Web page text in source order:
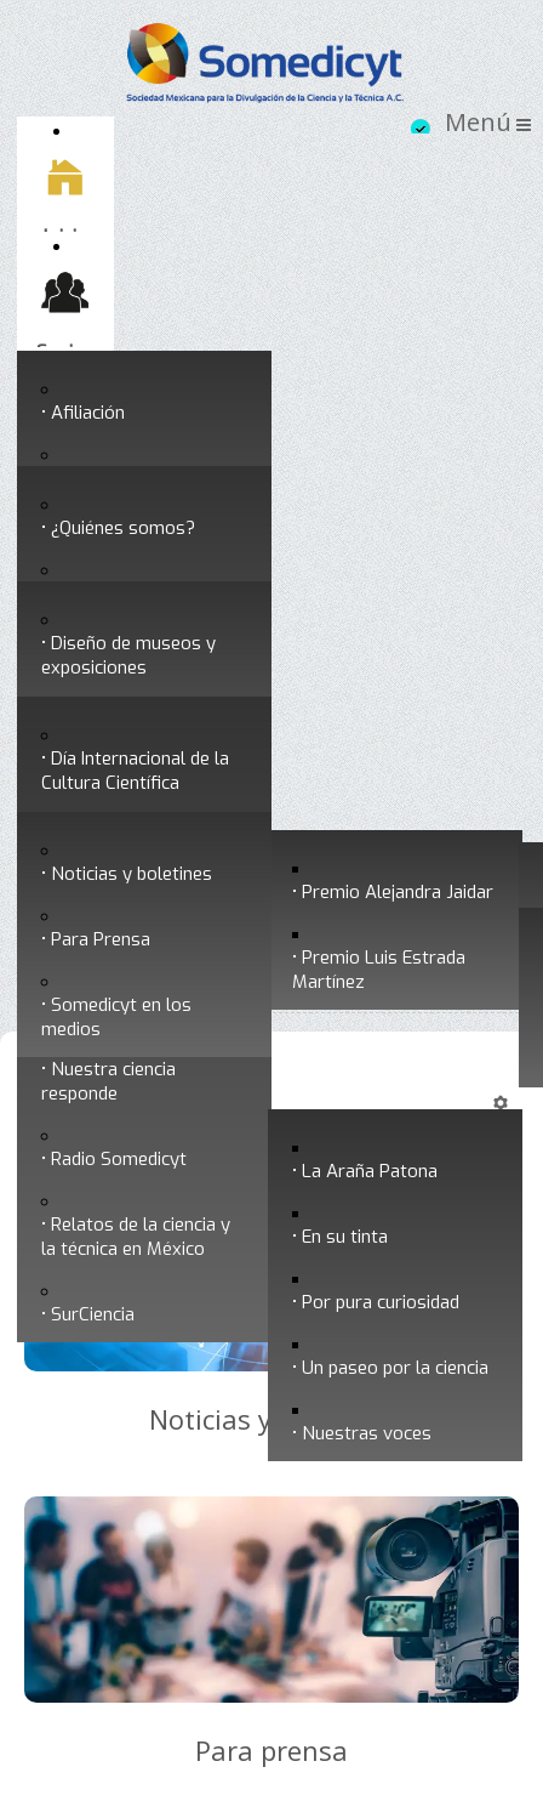
Inicio
Socios
Afiliación
Testimonios
Socios vigentes
Somedicyt
¿Quiénes somos?
Consejo Directivo
profesionales
Premios a divulgadores Premio Alejandra Jaidar
Premio Luis Estrada
Martínez
Servicios
Diseño de museos y
exposiciones
formar divulgadores
Día Internacional de la
Cultura Científica
Ciencia y Tecnología
Nuestra ciencia
responde
Radio Somedicyt La Araña Patona
En su tinta
Por pura curiosidad
Un paseo por la ciencia
Nuestras voces
Relatos de la ciencia y
la técnica en México
SurCiencia
Noticias y boletines
Para Prensa
Somedicyt en los
medios
Contacto
Noticias
Noticias y boletines
Para prensa